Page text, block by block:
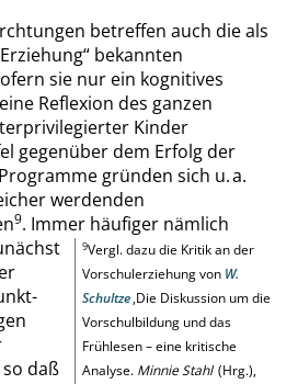
betreffen auch die als
“ bekannten
sie nur ein kognitives
Reflexion des ganzen
Kinder
gegenüber dem Erfolg der
gründen sich u. a.
werdenden
9
9Vergl. dazu die Kritik an der
Vorschulerziehung von W.
Schultze,Die Diskussion um die
Vorschulbildung und das
Frühlesen – eine kritische
Analyse. Minnie Stahl (Hrg.),
. Immer häufiger nämlich
daß